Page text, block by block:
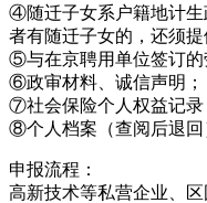
④随迁子女系户籍地计生
者有随迁子女的，还须
⑤与在京聘用单位签订的
⑥政审材料、诚信声明；
⑦社会保险个人权益记录
⑧个人档案（查阅后退回
申报流程：
高新技术等私营企业、